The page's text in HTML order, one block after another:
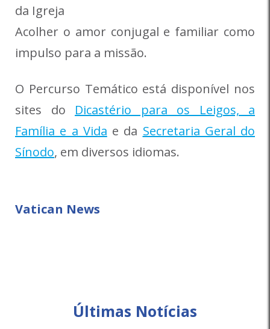
da Igreja
Acolher o amor conjugal e familiar como
impulso para a missão.
O Percurso Temático está disponível nos
sites do Dicastério para os Leigos, a
Família e a Vida e da Secretaria Geral do
Sínodo, em diversos idiomas.
Vatican News
Últimas Notícias